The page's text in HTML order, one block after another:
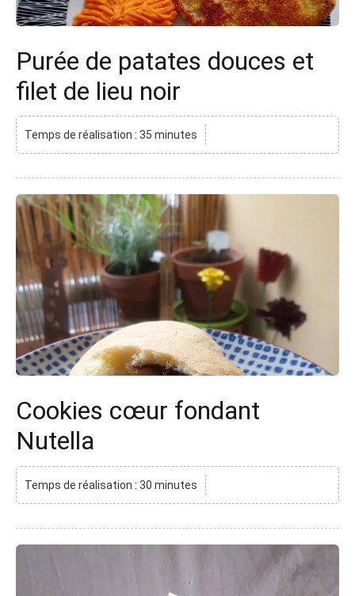
Purée de patates douces et
filet de lieu noir
Temps de réalisation : 35 minutes
Cookies cœur fondant
Nutella
Temps de réalisation : 30 minutes